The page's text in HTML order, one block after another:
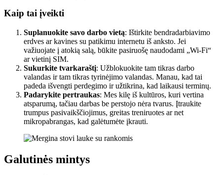
Kaip tai įveikti
Suplanuokite savo darbo vietą: Ištirkite bendradarbiavimo
erdves ar kavines su patikimu internetu iš anksto. Jei
važiuojate į atokią salą, būkite pasiruošę naudodami „Wi-Fi“
ar vietinį SIM.
Sukurkite tvarkaraštį: Užblokuokite tam tikras darbo
valandas ir tam tikras tyrinėjimo valandas. Manau, kad tai
padeda išvengti perdegimo ir užtikrina, kad laikausi terminų.
Padarykite pertraukas: Mes kilę iš kultūros, kuri vertina
atsparumą, tačiau darbas be perstojo nėra tvarus. Įtraukite
trumpus pasivaikščiojimus, greitas treniruotes ar net
mikropabrangas, kad galėtumėte įkrauti.
Galutinės mintys